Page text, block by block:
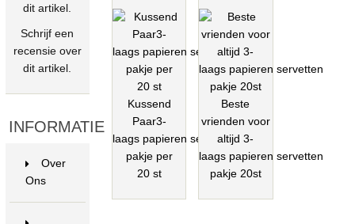
Schrijf een
recensie over
dit artikel.
INFORMATIE
Over
Ons
Kussend
Paar3-
laags papieren servetten
pakje per
20 st
Beste
vrienden voor
altijd 3-
laags papieren servetten
pakje 20st